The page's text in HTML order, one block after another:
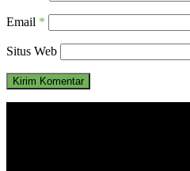
Email *
Situs Web